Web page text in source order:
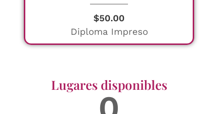
$50.00
Diploma Impreso
Lugares disponibles